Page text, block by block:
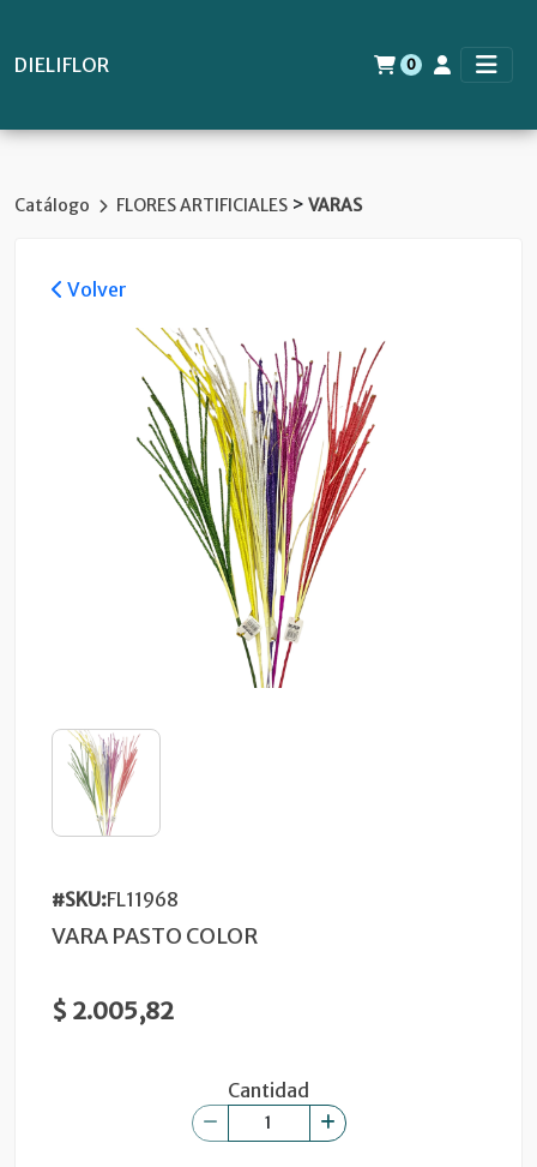
DIELIFLOR 0
Catálogo FLORES ARTIFICIALES > VARAS
Volver
#SKU:FL11968
VARA PASTO COLOR
$ 2.005,82
Cantidad